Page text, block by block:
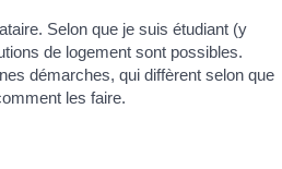
Selon que je suis étudiant (y
de logement sont possibles.
démarches, qui diffèrent selon que
les faire.